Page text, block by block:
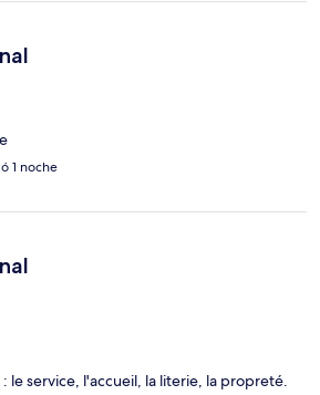
1 noche
le service, l'accueil, la literie, la propreté.